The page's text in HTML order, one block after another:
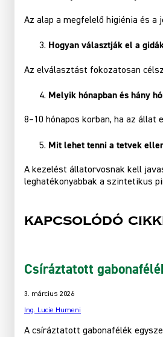
Az alap a megfelelő higiénia és a
Hogyan választják el a
Az elválasztást fokozatosan
Melyik hónapban és hány
8–10 hónapos korban, ha az
Mit lehet tenni a tetvek
A kezelést állatorvosnak kell
leghatékonyabbak a szintetikus
Kapcsolódó
Csíráztatott
3. március 2026
Ing. Lucie Humeni
A csíráztatott gabonafélék